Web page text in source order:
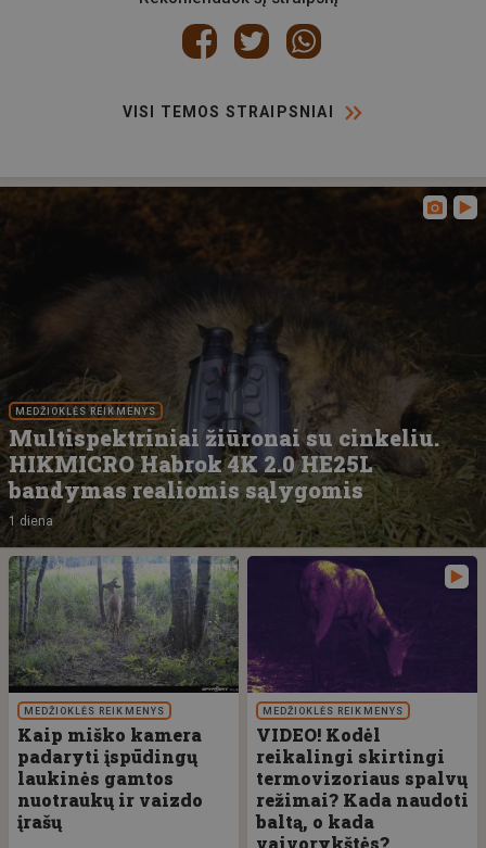
VISI TEMOS STRAIPSNIAI
MEDŽIOKLĖS REIKMENYS
Multispektriniai žiūronai su cinkeliu.
HIKMICRO Habrok 4K 2.0 HE25L
bandymas realiomis sąlygomis
1 diena
MEDŽIOKLĖS REIKMENYS
Kaip miško kamera
padaryti įspūdingų
laukinės gamtos
nuotraukų ir vaizdo
įrašų
MEDŽIOKLĖS REIKMENYS
VIDEO! Kodėl
reikalingi skirtingi
termovizoriaus spalvų
režimai? Kada naudoti
baltą, o kada
vaivorykštės?